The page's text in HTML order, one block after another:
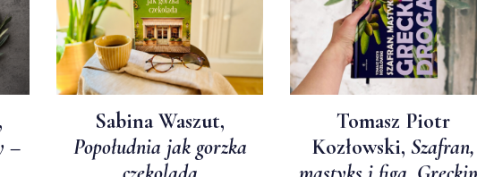
–
Sabina Waszut,
Popołudnia jak gorzka
Tomasz Piotr
Kozłowski, Szafran,